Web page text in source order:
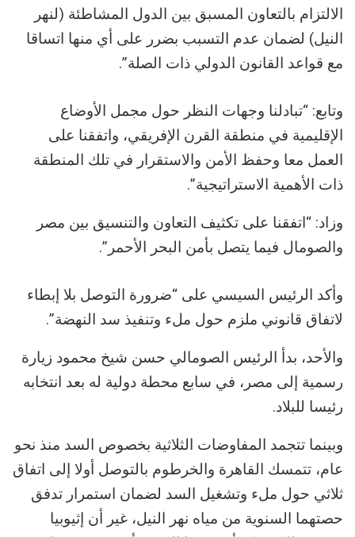
الالتزام بالتعاون المسبق بين الدول المشاطئة (لنهر
النيل) لضمان عدم التسبب بضرر على أي منها اتساقا
مع قواعد القانون الدولي ذات الصلة”.
وتابع: “تبادلنا وجهات النظر حول مجمل الأوضاع
الإقليمية في منطقة القرن الإفريقي، واتفقنا على
العمل معا وحفظ الأمن والاستقرار في تلك المنطقة
ذات الأهمية الاستراتيجية”.
وزاد: “اتفقنا على تكثيف التعاون والتنسيق بين مصر
والصومال فيما يتصل بأمن البحر الأحمر”.
وأكد الرئيس السيسي على “ضرورة التوصل بلا إبطاء
لاتفاق قانوني ملزم حول ملء وتنفيذ سد النهضة”.
والأحد، بدأ الرئيس الصومالي حسن شيخ محمود زيارة
رسمية إلى مصر، في سابع محطة دولية له بعد انتخابه
رئيسا للبلاد.
وبينما تتجمد المفاوضات الثلاثية بخصوص السد منذ نحو
عام، تتمسك القاهرة والخرطوم بالتوصل أولا إلى اتفاق
ثلاثي حول ملء وتشغيل السد لضمان استمرار تدفق
حصتهما السنوية من مياه نهر النيل، غير أن إثيوبيا